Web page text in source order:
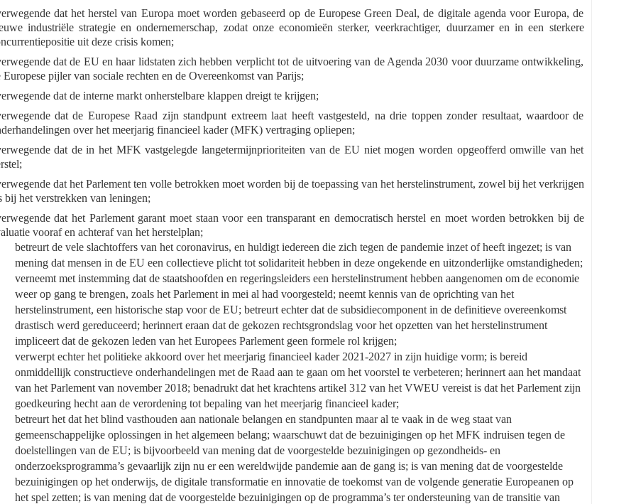
dat het herstel van Europa moet worden gebaseerd op de Europese Green Deal, de digitale agenda voor Europa, de
industriële strategie en ondernemerschap, zodat onze economieën sterker, veerkrachtiger, duurzamer en in een sterkere
uit deze crisis komen;
dat de EU en haar lidstaten zich hebben verplicht tot de uitvoering van de Agenda 2030 voor duurzame ontwikkeling,
Europese pijler van sociale rechten en de Overeenkomst van Parijs;
dat de interne markt onherstelbare klappen dreigt te krijgen;
dat de Europese Raad zijn standpunt extreem laat heeft vastgesteld, na drie toppen zonder resultaat, waardoor de
over het meerjarig financieel kader (MFK) vertraging opliepen;
dat de in het MFK vastgelegde langetermijnprioriteiten van de EU niet mogen worden opgeofferd omwille van het
dat het Parlement ten volle betrokken moet worden bij de toepassing van het herstelinstrument, zowel bij het verkrijgen
bij het verstrekken van leningen;
dat het Parlement garant moet staan voor een transparant en democratisch herstel en moet worden betrokken bij de
vooraf en achteraf van het herstelplan;
betreurt de vele slachtoffers van het coronavirus, en huldigt iedereen die zich tegen de pandemie inzet of heeft ingezet; is van
mening dat mensen in de EU een collectieve plicht tot solidariteit hebben in deze ongekende en uitzonderlijke omstandigheden;
verneemt met instemming dat de staatshoofden en regeringsleiders een herstelinstrument hebben aangenomen om de economie
weer op gang te brengen, zoals het Parlement in mei al had voorgesteld; neemt kennis van de oprichting van het
herstelinstrument, een historische stap voor de EU; betreurt echter dat de subsidiecomponent in de definitieve overeenkomst
drastisch werd gereduceerd; herinnert eraan dat de gekozen rechtsgrondslag voor het opzetten van het herstelinstrument
impliceert dat de gekozen leden van het Europees Parlement geen formele rol krijgen;
verwerpt echter het politieke akkoord over het meerjarig financieel kader 2021-2027 in zijn huidige vorm; is bereid
onmiddellijk constructieve onderhandelingen met de Raad aan te gaan om het voorstel te verbeteren; herinnert aan het mandaat
van het Parlement van november 2018; benadrukt dat het krachtens artikel 312 van het VWEU vereist is dat het Parlement zijn
goedkeuring hecht aan de verordening tot bepaling van het meerjarig financieel kader;
betreurt het dat het blind vasthouden aan nationale belangen en standpunten maar al te vaak in de weg staat van
gemeenschappelijke oplossingen in het algemeen belang; waarschuwt dat de bezuinigingen op het MFK indruisen tegen de
doelstellingen van de EU; is bijvoorbeeld van mening dat de voorgestelde bezuinigingen op gezondheids- en
onderzoeksprogramma’s gevaarlijk zijn nu er een wereldwijde pandemie aan de gang is; is van mening dat de voorgestelde
bezuinigingen op het onderwijs, de digitale transformatie en innovatie de toekomst van de volgende generatie Europeanen op
het spel zetten; is van mening dat de voorgestelde bezuinigingen op de programma’s ter ondersteuning van de transitie van